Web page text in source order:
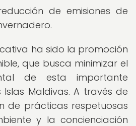
de emisiones de
ha sido la promoción
que busca minimizar el
de esta importante
Maldivas. A través de
de prácticas respetuosas
y la concienciación